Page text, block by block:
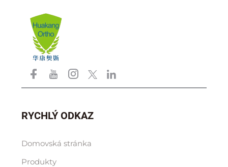
RYCHLÝ ODKAZ
Domovská stránka
Produkty